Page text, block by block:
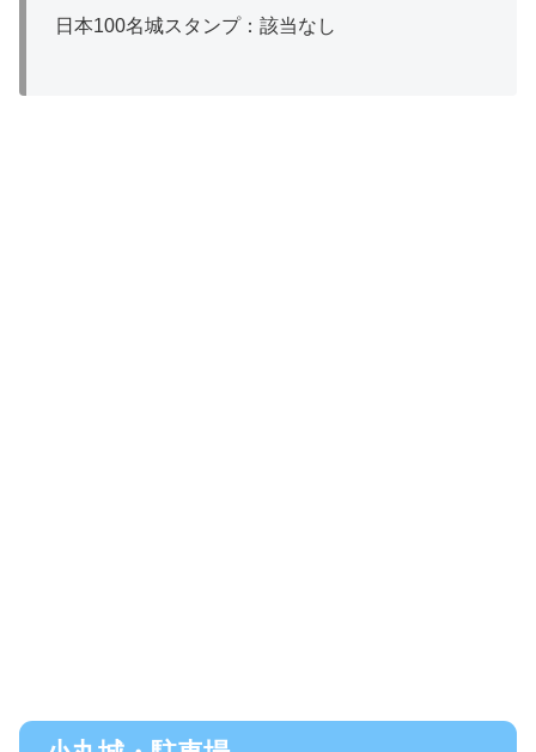
日本100名城スタンプ：該当なし